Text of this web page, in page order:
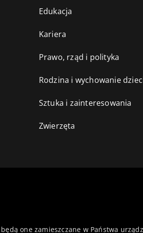
Edukacja
Kariera
Prawo, rząd i polityka
Rodzina i wychowanie
Sztuka i zainteresowania
Zwierzęta
one zamieszczane w Państwa